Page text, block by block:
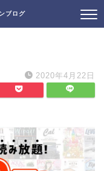
ブログ
2020年4月22日